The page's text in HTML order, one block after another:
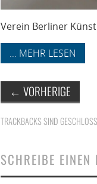
Verein Berliner
... MEHR LESEN
← VORHERIGE
TRACKBACKS SIND
SCHREIBE EINEN